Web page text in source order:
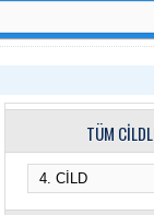
TÜM